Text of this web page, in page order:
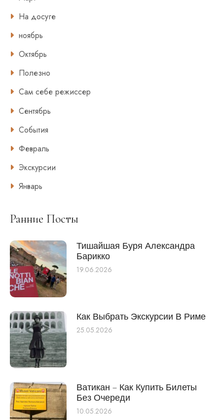
На досуге
ноябрь
Октябрь
Полезно
Сам себе режиссер
Сентябрь
События
Февраль
Экскурсии
Январь
Ранние Посты
Тишайшая Буря Александра
Барикко
19.06.2026
Как Выбрать Экскурсии В Риме
25.05.2026
Ватикан – Как Купить Билеты
Без Очереди
10.05.2026